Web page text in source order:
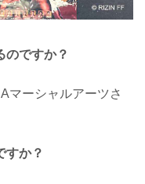
のですか？
マーシャルアーツさ
すか？